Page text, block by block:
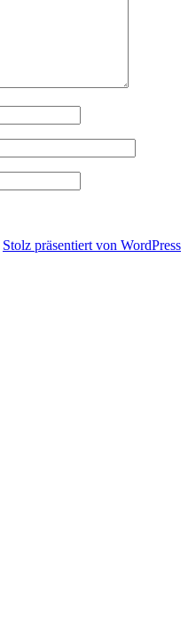
Stolz präsentiert von WordPress